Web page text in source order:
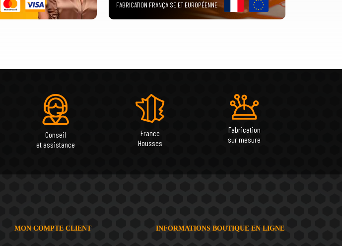
FABRICATION FRANÇAISE ET EUROPÉENNE
Conseil
et assistance
France
Housses
Fabrication
sur mesure
MON COMPTE CLIENT INFORMATIONS BOUTIQUE EN LIGNE